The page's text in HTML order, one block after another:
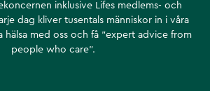
inklusive Lifes medlems- och
dag kliver tusentals människor in i våra
hälsa med oss och få ”expert advice from
people who care”.